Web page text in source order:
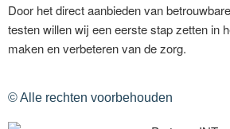
Door het direct aanbieden van
testen willen wij een eerste stap zetten in
maken en verbeteren van de zorg.
© Alle rechten voorbehouden